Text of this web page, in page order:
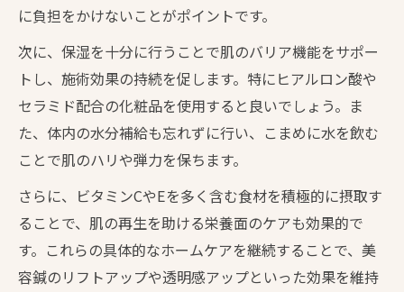
に負担をかけないことがポイントです。
次に、保湿を十分に行うことで肌のバリア機能をサポー
トし、施術効果の持続を促します。特にヒアルロン酸や
セラミド配合の化粧品を使用すると良いでしょう。ま
た、体内の水分補給も忘れずに行い、こまめに水を飲む
ことで肌のハリや弾力を保ちます。
さらに、ビタミンCやEを多く含む食材を積極的に摂取す
ることで、肌の再生を助ける栄養面のケアも効果的で
す。これらの具体的なホームケアを継続することで、美
容鍼のリフトアップや透明感アップといった効果を維持